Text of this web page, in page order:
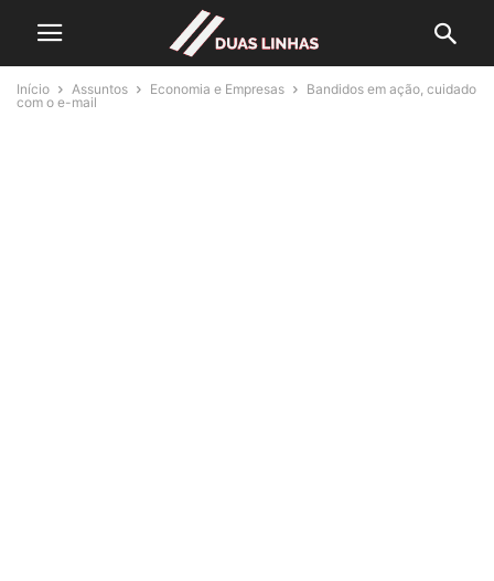
Início Assuntos Economia e Empresas
Bandidos em ação, cuidado
com o e-mail